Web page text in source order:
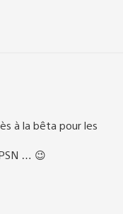
à la bêta pour les
… 😉